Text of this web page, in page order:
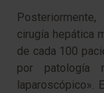
cirugía hepática
de cada 100
por patología
laparoscópico».